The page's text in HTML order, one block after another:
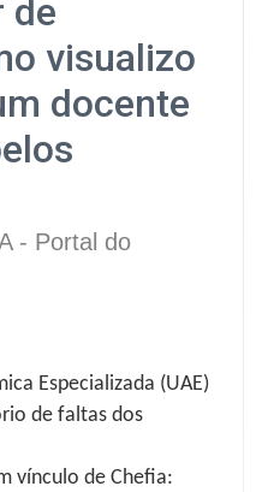
de
visualizo
docente
- Portal do
Especializada (UAE)
de faltas dos
vínculo de Chefia: